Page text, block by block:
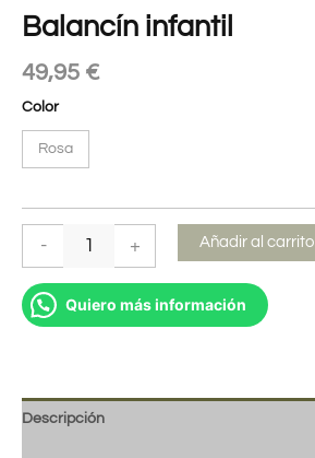
Balancín infantil
49,95 €
Color
Rosa
- + Añadir al carrito
Quiero más información
Descripción